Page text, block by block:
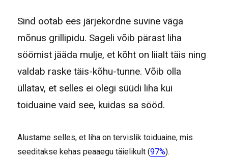
Sind ootab ees järjekordne suvine väga
mõnus grillipidu. Sageli võib pärast liha
söömist jääda mulje, et kõht on liialt täis ning
valdab raske täis-kõhu-tunne. Võib olla
üllatav, et selles ei olegi süüdi liha kui
toiduaine vaid see, kuidas sa sööd.
Alustame selles, et liha on tervislik toiduaine, mis
seeditakse kehas peaaegu täielikult (97%).